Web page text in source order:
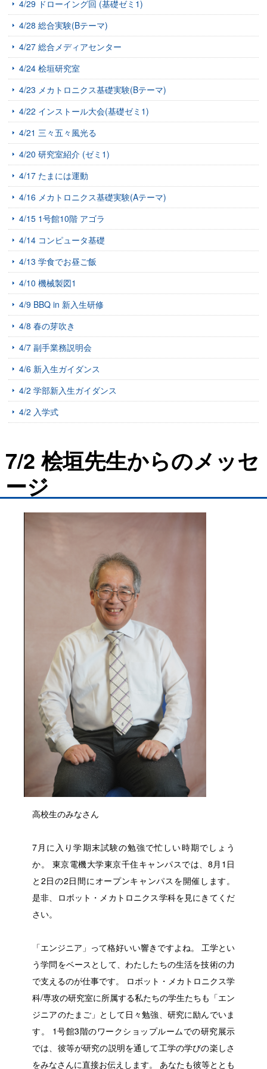
4/29 ドローイング回 (基礎ゼミ1)
4/28 総合実験(Bテーマ)
4/27 総合メディアセンター
4/24 桧垣研究室
4/23 メカトロニクス基礎実験(Bテーマ)
4/22 インストール大会(基礎ゼミ1)
4/21 三々五々風光る
4/20 研究室紹介 (ゼミ1)
4/17 たまには運動
4/16 メカトロニクス基礎実験(Aテーマ)
4/15 1号館10階 アゴラ
4/14 コンピュータ基礎
4/13 学食でお昼ご飯
4/10 機械製図1
4/9 BBQ in 新入生研修
4/8 春の芽吹き
4/7 副手業務説明会
4/6 新入生ガイダンス
4/2 学部新入生ガイダンス
4/2 入学式
7/2 桧垣先生からのメッセ
ージ
高校生のみなさん
7月に入り学期末試験の勉強で忙しい時期でしょう
か。 東京電機大学東京千住キャンパスでは、8月1日
と2日の2日間にオープンキャンパスを開催します。
是非、ロボット・メカトロニクス学科を見にきてくだ
さい。
「エンジニア」って格好いい響きですよね。 工学とい
う学問をベースとして、わたしたちの生活を技術の力
で支えるのが仕事です。 ロボット・メカトロニクス学
科/専攻の研究室に所属する私たちの学生たちも「エン
ジニアのたまご」として日々勉強、研究に励んでいま
す。 1号館3階のワークショップルームでの研究展示
では、彼等が研究の説明を通して工学の学びの楽しさ
をみなさんに直接お伝えします。 あなたも彼等ととも